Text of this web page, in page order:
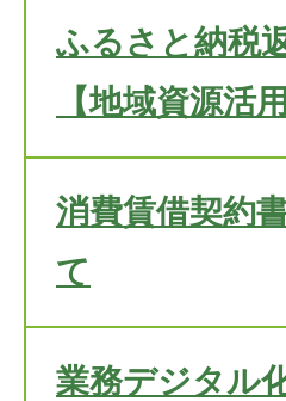
ふるさと納税
【地域資源活
消費賃借契約
て
業務デジタル